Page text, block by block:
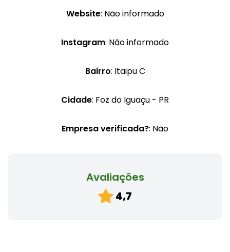
Website: Não informado
Instagram: Não informado
Bairro: Itaipu C
Cidade: Foz do Iguaçu - PR
Empresa verificada?: Não
Avaliações
4,7